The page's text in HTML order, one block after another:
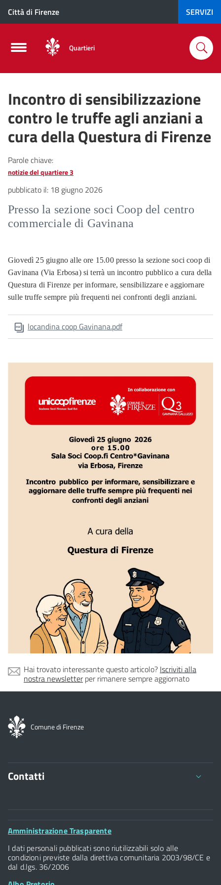
Città di Firenze SERVIZI
Quartieri
Incontro di sensibilizzazione
contro le truffe agli anziani a
cura della Questura di Firenze
Parole chiave:
notizie del quartiere 3
pubblicato il: 18 giugno 2026
Presso la sezione soci Coop del centro
commerciale di Gavinana
Giovedì 25 giugno alle ore 15.00 presso la sezione soci coop di
Gavinana (Via Erbosa) si terrà un incontro pubblico a cura della
Questura di Firenze per informare, sensibilizzare e aggiornare
sulle truffe sempre più frequenti nei confronti degli anziani.
locandina coop Gavinana.pdf
Hai trovato interessante questo articolo? Iscriviti alla
nostra newsletterper rimanere sempre aggiornato
Comune di Firenze
Contatti
Comune di Firenze
Palazzo Vecchio
Piazza della Signoria - 50122, Firenze
P.IVA 01307110484
Footer
Amministrazione Trasparente
I dati personali pubblicati sono riutilizzabili solo alle
condizioni previste dalla direttiva comunitaria 2003/98/CE e
dal d.lgs. 36/2006